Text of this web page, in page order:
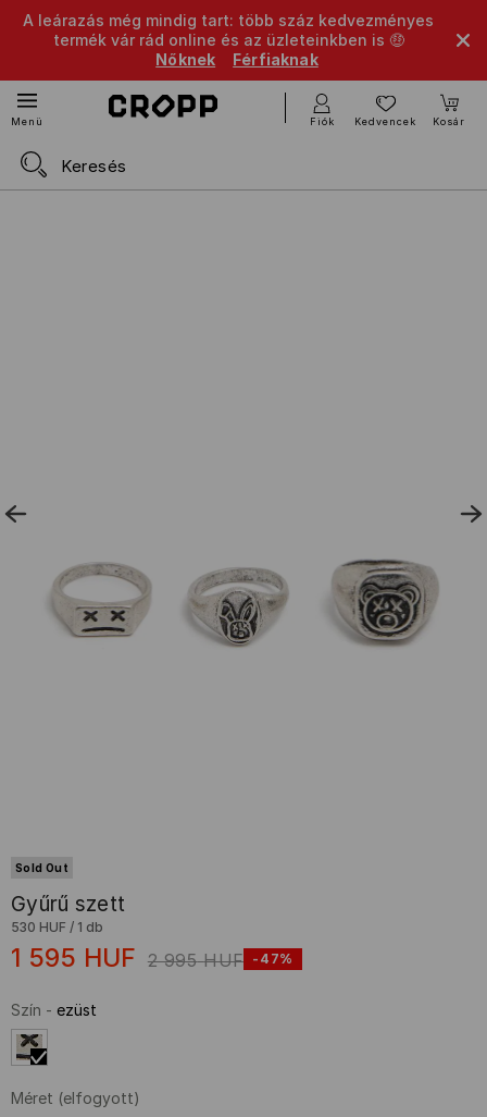
A leárazás még mindig tart: több száz kedvezményes
termék vár rád online és az üzleteinkben is 🤑
Nőknek
Férfiaknak
Menü Fiók Kedvencek Kosár
Sold Out
Gyűrű szett
530 HUF / 1 db
1 595 HUF 2 995 HUF -47%
Szín - ezüst
Méret (elfogyott)